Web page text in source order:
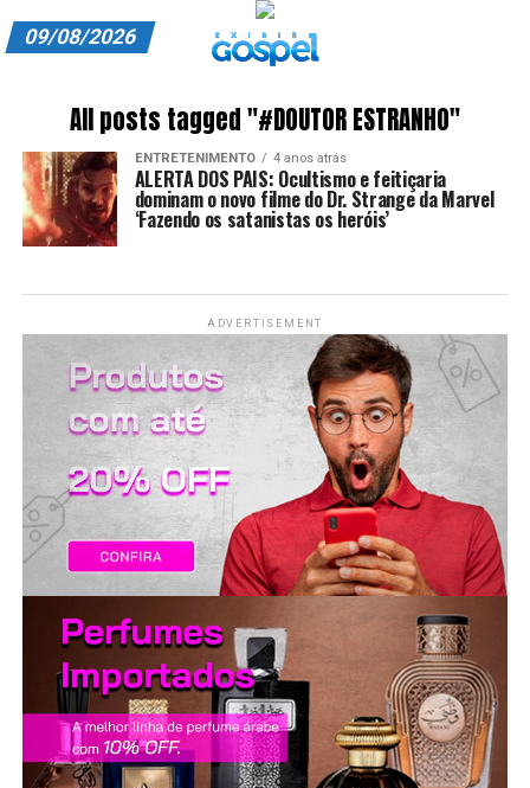
ASSINE
CARRINHO
EDITORIAL
EXPEDIENTE
FINALIZAR COMPRA
HOME
LANÇAMENTOS
09/08/2026
All posts tagged "#DOUTOR ESTRANHO"
ENTRETENIMENTO 4 anos atrás
ALERTA DOS PAIS: Ocultismo e feitiçaria
dominam o novo filme do Dr. Strange da Marvel
‘Fazendo os satanistas os heróis’
ADVERTISEMENT